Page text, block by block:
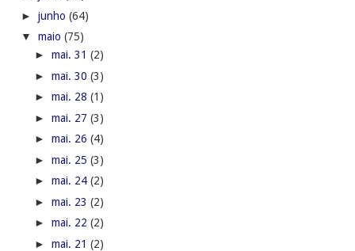
► junho (64)
▼ maio (75)
► mai. 31 (2)
► mai. 30 (3)
► mai. 28 (1)
► mai. 27 (3)
► mai. 26 (4)
► mai. 25 (3)
► mai. 24 (2)
► mai. 23 (2)
► mai. 22 (2)
► mai. 21 (2)